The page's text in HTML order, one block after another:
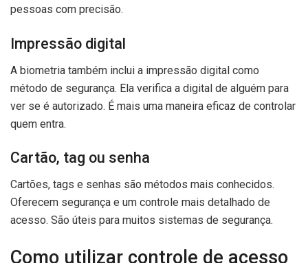
pessoas com precisão.
Impressão digital
A biometria também inclui a impressão digital como
método de segurança. Ela verifica a digital de alguém para
ver se é autorizado. É mais uma maneira eficaz de controlar
quem entra.
Cartão, tag ou senha
Cartões, tags e senhas são métodos mais conhecidos.
Oferecem segurança e um controle mais detalhado de
acesso. São úteis para muitos sistemas de segurança.
Como utilizar controle de acesso